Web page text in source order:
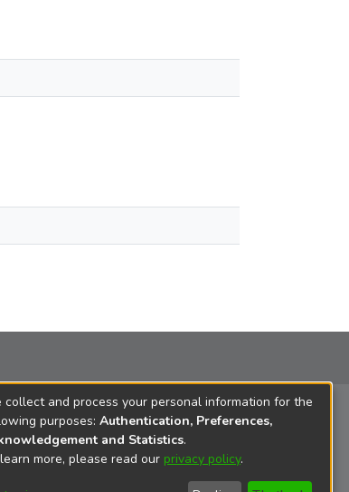
collect and process your personal information for the
purposes: Authentication, Preferences,
and Statistics.
more, please read our privacy policy.